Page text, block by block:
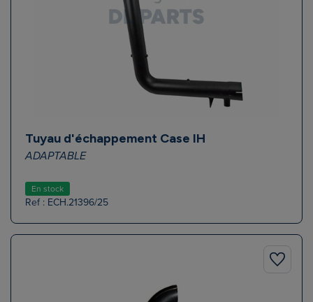
Tuyau d'échappement Case IH
ADAPTABLE
En stock
Ref : ECH.21396/25